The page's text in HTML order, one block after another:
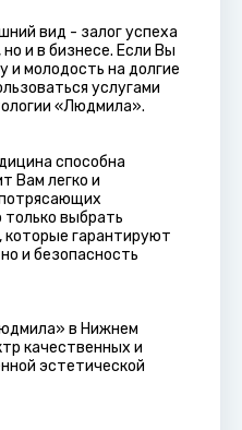
вид - залог успеха
и в бизнесе. Если Вы
и молодость на долгие
услугами
«Людмила».
способна
Вам легко и
выбрать
которые гарантируют
и безопасность
в Нижнем
качественных и
эстетической